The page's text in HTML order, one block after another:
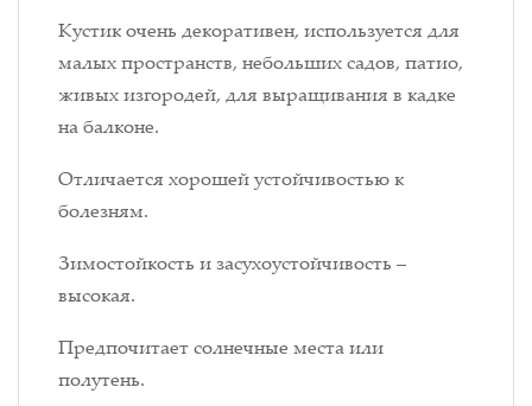
Кустик очень декоративен, используется для
малых пространств, небольших садов, патио,
живых изгородей, для выращивания в кадке
на балконе.
Отличается хорошей устойчивостью к
болезням.
Зимостойкость и засухоустойчивость –
высокая.
Предпочитает солнечные места или
полутень.